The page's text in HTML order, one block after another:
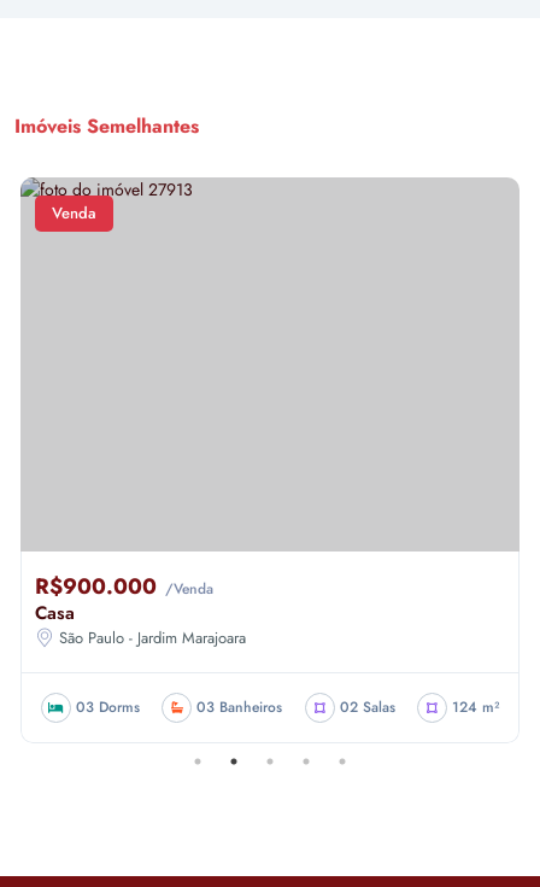
Imóveis Semelhantes
Venda
R$900.000 /Venda
Casa
São Paulo - Jardim Marajoara
03 Dorms 03 Banheiros 02 Salas 124 m²